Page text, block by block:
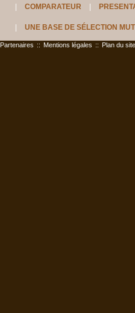
COMPARATEUR
UNE BASE DE SÉLECTION
Partenaires :: Mentions légales :: Plan du site